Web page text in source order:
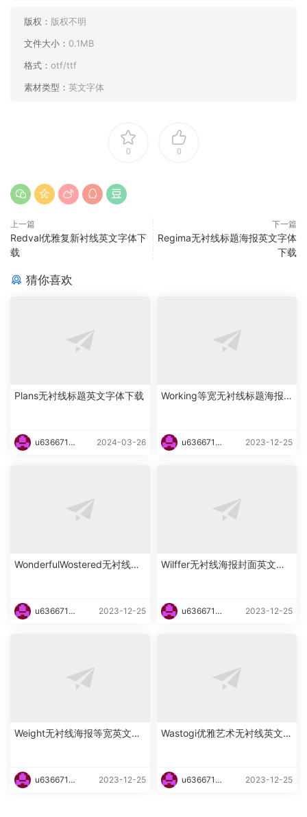
版权： 版权不明
文件大小： 0.1MB
格式： otf/ttf
素材类型： 英文字体
0 0
上一篇
Redval优雅复新衬线英文字体下
载
下一篇
Regima无衬线标题海报英文字体
下载
猜你喜欢
Plans无衬线标题英文字体下载
u6366719
2024-03-26
Working等宽无衬线标题海报
u6366719
2023-12-25
WonderfulWostered无衬线海
u6366719
2023-12-25
Wilffer无衬线海报封面英文字
u6366719
2023-12-25
Weight无衬线海报等宽英文字
u6366719
2023-12-25
Wastogi优雅艺术无衬线英文字
u6366719
2023-12-25